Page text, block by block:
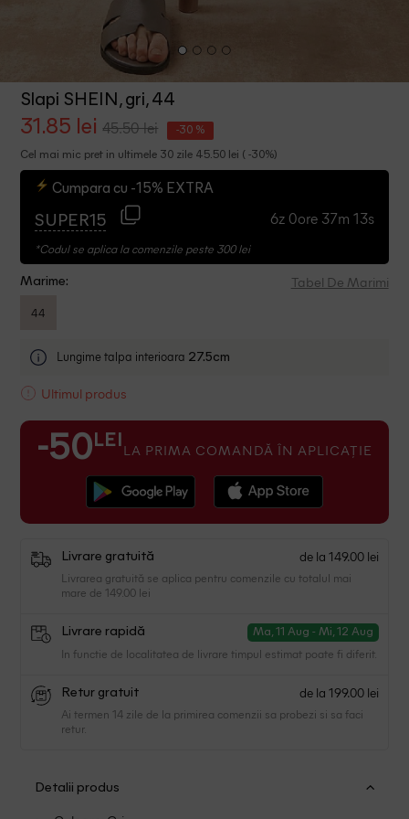
Slapi SHEIN, gri, 44
31.85 lei 45.50 lei -30 %
Cel mai mic pret in ultimele 30 zile 45.50 lei ( -30%)
Cumpara cu -15% EXTRA
SUPER15 6z 0ore 37m 12s
*Codul se aplica la comenzile peste 300 lei
Marime: Tabel De Marimi
44
Lungime talpa interioara 27.5cm
Ultimul produs
-50 LEI LA PRIMA COMANDĂ ÎN APLICAȚIE
Livrare gratuită de la 149.00 lei
Livrarea gratuită se aplica pentru comenzile cu totalul mai
mare de 149.00 lei
Livrare rapidă Ma, 11 Aug - Mi, 12 Aug
In functie de localitatea de livrare timpul estimat poate fi diferit.
Retur gratuit de la 199.00 lei
Ai termen 14 zile de la primirea comenzii sa probezi si sa faci
retur.
Detalii produs